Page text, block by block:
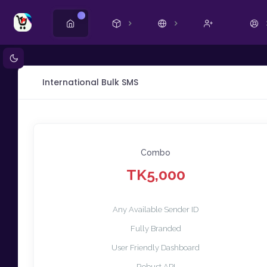
Új!
International Bulk SMS
Combo
TK5,000
Any Available Sender ID
Fully Branded
User Friendly Dashboard